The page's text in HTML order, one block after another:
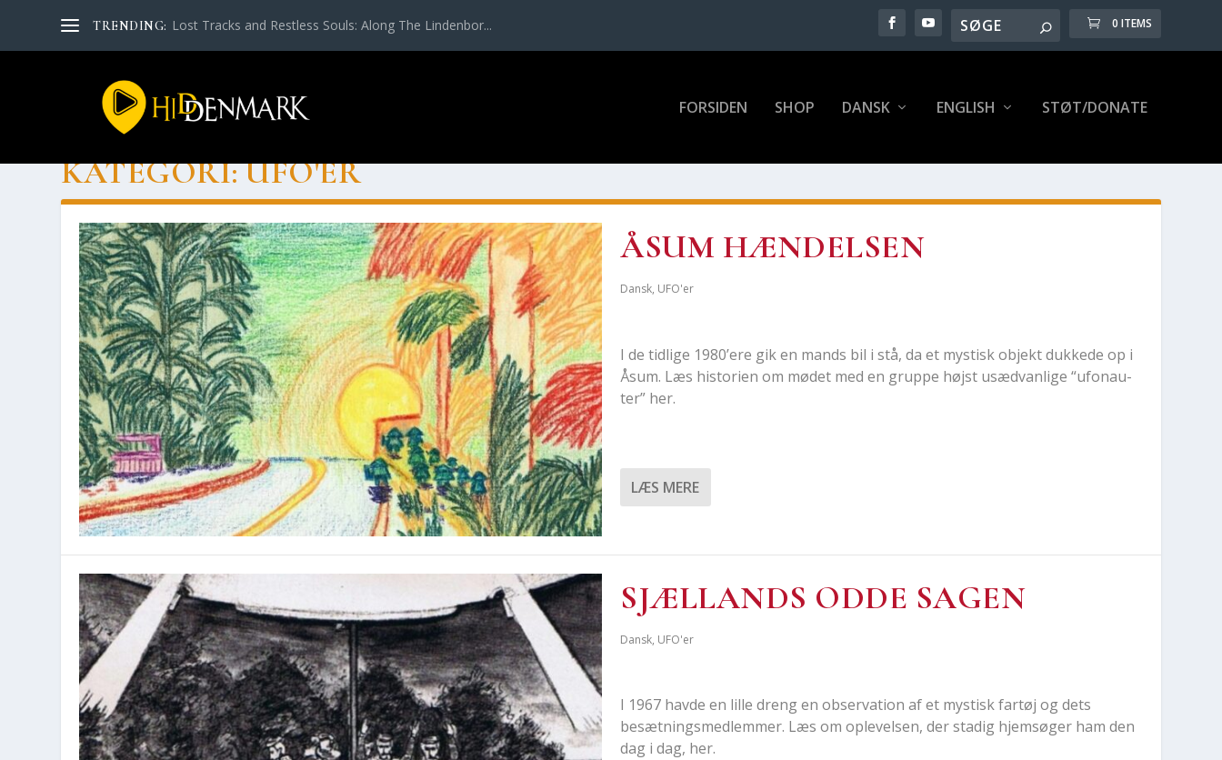
TRENDING: Lost Tra­cks and Rest­less Souls: Along The Lin­den­bor... 0 ITEMS
FOR­SI­DEN SHOP DANSK ENG­LISH STØT/DONATE
KATEGORI:UFO'ER
ÅSUM HÆN­DEL­SEN
Dansk, UFO'er
I de tid­li­ge 1980’ere gik en mands bil i stå, da et mystisk objekt duk­ke­de op i
Åsum. Læs histo­ri­en om mødet med en grup­pe højst usæd­van­li­ge “ufo­nau­
ter” her.
LÆS MERE
SJÆL­LANDS ODDE SAGEN
Dansk, UFO'er
I 1967 hav­de en lil­le dreng en obser­va­tion af et mystisk far­tøj og dets
besæt­nings­med­lem­mer. Læs om ople­vel­sen, der sta­dig hjem­sø­ger ham den
dag i dag, her.